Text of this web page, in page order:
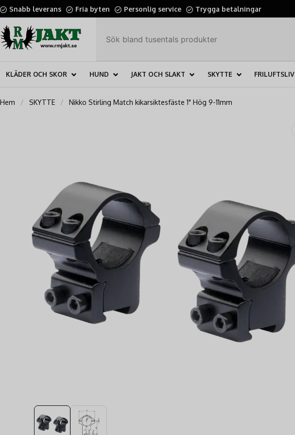
Snabb leverans Fria byten Personlig service Trygga betalningar
KLÄDER OCH SKOR HUND JAKT OCH SLAKT SKYTTE FRILUFTSLIV
Hem SKYTTE Nikko Stirling Match kikarsiktesfäste 1" Hög 9-11mm